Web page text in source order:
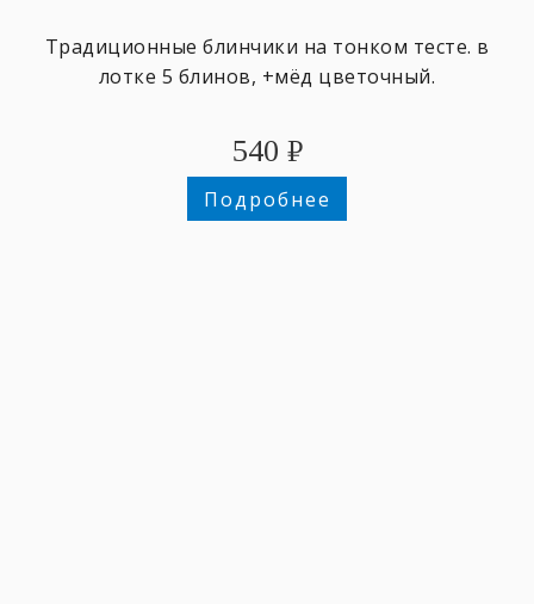
Традиционные блинчики на тонком тесте. в
лотке 5 блинов, +мёд цветочный.
540 ₽
Подробнее